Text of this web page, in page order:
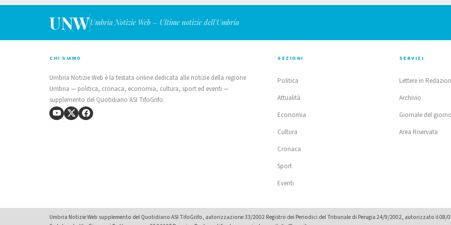
UNWUmbria Notizie Web – Ultime notizie dell'Umbria
CHI SIAMO
Umbria Notizie Web è la testata online dedicata alle notizie della regione
Umbria — politica, cronaca, economia, cultura, sport ed eventi —
supplemento del Quotidiano ASI TifoGrifo.
SEZIONI
Politica
Attualità
Economia
Cultura
Cronaca
Sport
Eventi
SERVIZI
Lettere in
Archivio
Giornale del
Area Riservata
Umbria Notizie Web supplemento del Quotidiano ASI TifoGrifo, autorizzazione 33/2002 Registro dei Periodici del Tribunale di Perugia 24/9/2002, autorizzato il